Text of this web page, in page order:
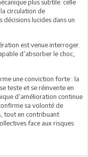
plus subtile: celle
circulation de
lucides dans un
est venue interroger.
d’absorber le choc,
une conviction forte : la
teste et se réinvente en
d’amélioration continue
sa volonté de
tout en contribuant
face aux risques